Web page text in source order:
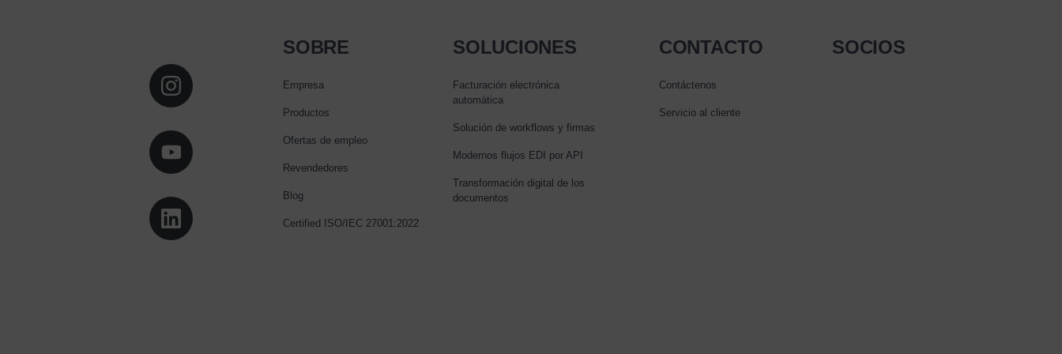
SOBRE
Empresa
Productos
Ofertas de empleo
Revendedores
Blog
Certified ISO/IEC 27001:2022
SOLUCIONES
Facturación electrónica
automática
Solución de workflows y firmas
Modernos flujos EDI por API
Transformación digital de los
documentos
CONTACTO
Contáctenos
Servicio al cliente
SOCIOS